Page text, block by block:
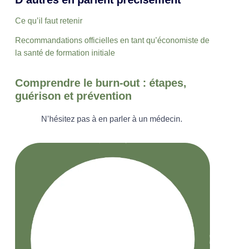
Ce qu’il faut retenir
Recommandations officielles en tant qu’économiste de
la santé de formation initiale
Comprendre le burn-out : étapes,
guérison et prévention
N’hésitez pas à en parler à un médecin.